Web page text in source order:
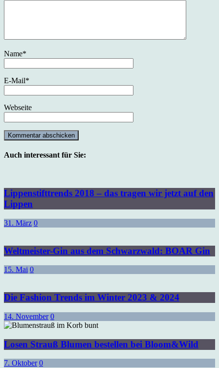
Name*
E-Mail*
Webseite
Auch interessant für Sie:
Lippenstifttrends 2018 – das tragen wir jetzt auf den
Lippen
31. März 0
Weltmeister-Gin aus dem Schwarzwald: BOAR Gin
15. Mai 0
Die Fashion Trends im Winter 2023 & 2024
14. November 0
Losen Strauß Blumen bestellen bei Bloom&Wild
7. Oktober 0